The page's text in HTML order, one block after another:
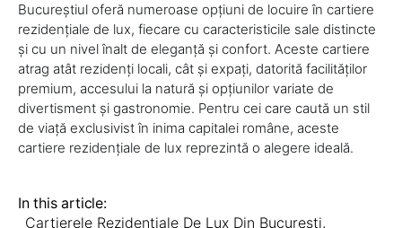
Bucureștiul oferă numeroase opțiuni de locuire în cartiere
rezidențiale de lux, fiecare cu caracteristicile sale distincte
și cu un nivel înalt de eleganță și confort. Aceste cartiere
atrag atât rezidenți locali, cât și expați, datorită facilităților
premium, accesului la natură și opțiunilor variate de
divertisment și gastronomie. Pentru cei care caută un stil
de viață exclusivist în inima capitalei române, aceste
cartiere rezidențiale de lux reprezintă o alegere ideală.
In this article:
Cartierele Rezidențiale De Lux Din București,